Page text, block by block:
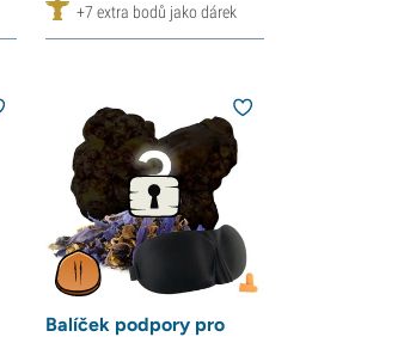
+7 extra bodů jako dárek
Balíček podpory pro